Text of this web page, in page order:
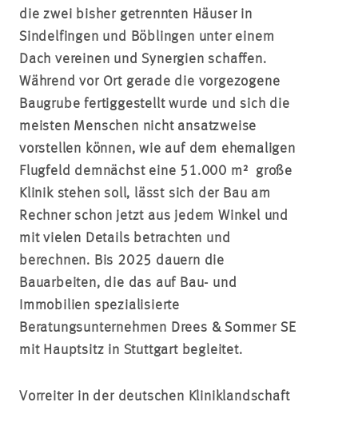
die zwei bisher getrennten Häuser in
Sindelfingen und Böblingen unter einem
Dach vereinen und Synergien schaffen.
Während vor Ort gerade die vorgezogene
Baugrube fertiggestellt wurde und sich die
meisten Menschen nicht ansatzweise
vorstellen können, wie auf dem ehemaligen
Flugfeld demnächst eine 51.000 m² große
Klinik stehen soll, lässt sich der Bau am
Rechner schon jetzt aus jedem Winkel und
mit vielen Details betrachten und
berechnen. Bis 2025 dauern die
Bauarbeiten, die das auf Bau- und
Immobilien spezialisierte
Beratungsunternehmen Drees & Sommer SE
mit Hauptsitz in Stuttgart begleitet.
Vorreiter in der deutschen Kliniklandschaft